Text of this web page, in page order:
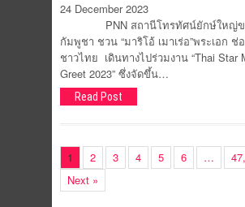
24 December 2023
PNN สถานีโทรทัศน์ยักษ์ใหญ่ขอ
กัมพูชา ชวน “มาริโอ้ เมาเร่อ”พระเอก ช่
ชาวไทย เดินทางไปร่วมงาน “Thai Star
Greet 2023” ซึ่งจัดขึ้น…
Read Post
1 2 3 4 5 6 …
Next »